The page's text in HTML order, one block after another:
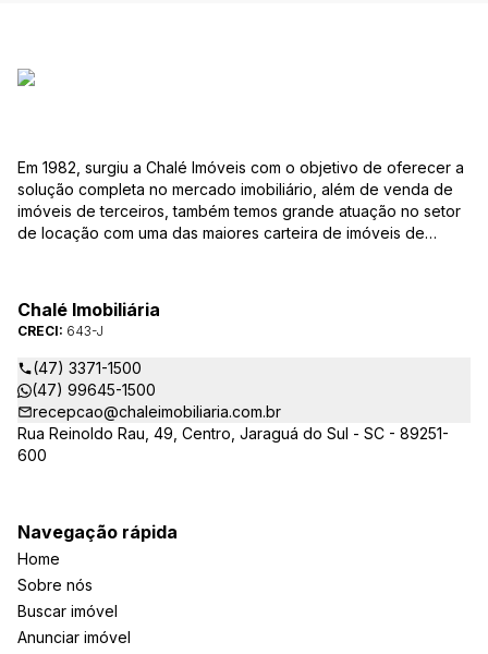
Em 1982, surgiu a Chalé Imóveis com o objetivo de oferecer a
solução completa no mercado imobiliário, além de venda de
imóveis de terceiros, também temos grande atuação no setor
de locação com uma das maiores carteira de imóveis de
Arte Imóveis. E também reavaliamos a nossa Missão, Visão e
Valores.
Chalé Imobiliária
CRECI: 643-J
(47) 3371-1500
(47) 99645-1500
recepcao@chaleimobiliaria.com.br
Rua Reinoldo Rau, 49, Centro, Jaraguá do Sul - SC - 89251-
600
Navegação rápida
Home
Sobre nós
Buscar imóvel
Anunciar imóvel